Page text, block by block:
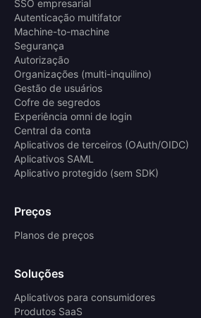
SSO empresarial
Autenticação multifator
Machine-to-machine
Segurança
Autorização
Organizações (multi-inquilino)
Gestão de usuários
Cofre de segredos
Experiência omni de login
Central da conta
Aplicativos de terceiros (OAuth/OIDC)
Aplicativos SAML
Aplicativo protegido (sem SDK)
Preços
Planos de preços
Soluções
Aplicativos para consumidores
Produtos SaaS